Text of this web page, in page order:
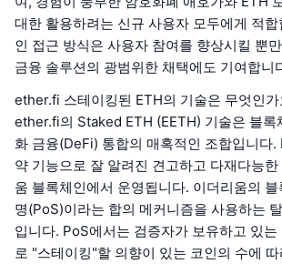
대한 활용하려는 신규 사용자 모두에게 적
인 접근 방식은 사용자 참여를 향상시킬 뿐
금융 솔루션의 광범위한 채택에도 기여합니
ether.fi 스테이킹된 ETH의 기술은 무엇인가
ether.fi의 Staked ETH (EETH) 기술은 블록
화 금융(DeFi) 통합의 매혹적인 조합입니다.
약 기능으로 잘 알려진 견고하고 다재다능
움 블록체인에서 운영됩니다. 이더리움의
명(PoS)이라는 합의 메커니즘을 사용하는
입니다. PoS에서는 검증자가 보유하고 있는
로 "스테이킹"할 의향이 있는 코인의 수에